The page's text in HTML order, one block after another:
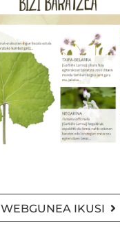
WEBGUNEA IKUSI